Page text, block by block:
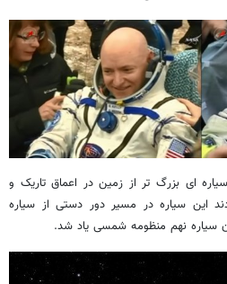
ای بزرگ تر از زمین در اعماق تاریک و
این سیاره در مسیر دور دستی از سیاره
سیاره نهم منظومه شمسی یاد شد.